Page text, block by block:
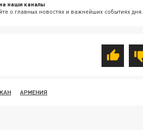
наши каналы
о главных новостях и важнейших событиях дня.
АРМЕНИЯ